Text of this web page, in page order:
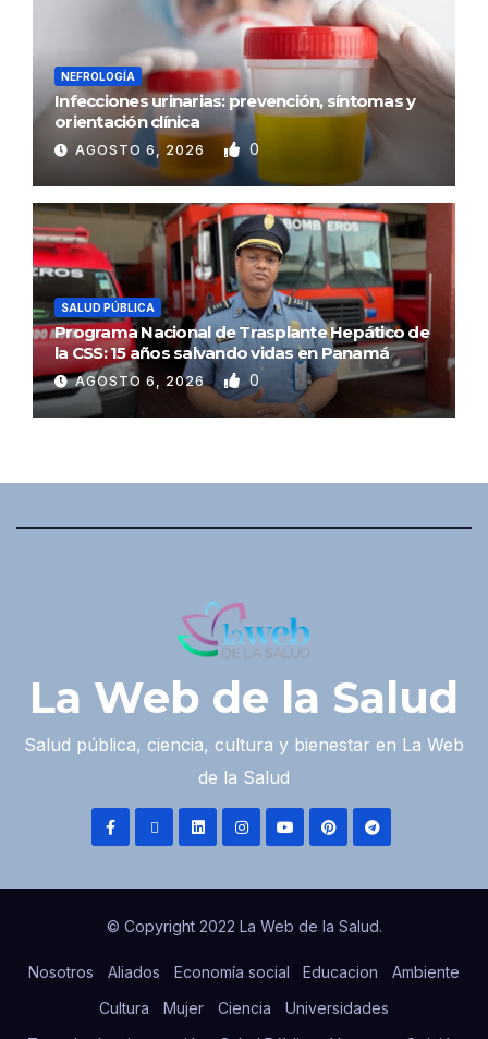
NEFROLOGÍA
Infecciones urinarias: prevención, síntomas y
orientación clínica
AGOSTO 6, 2026 0
SALUD PÚBLICA
Programa Nacional de Trasplante Hepático de
la CSS: 15 años salvando vidas en Panamá
AGOSTO 6, 2026 0
La Web de la Salud
Salud pública, ciencia, cultura y bienestar en La Web
de la Salud
© Copyright 2022 La Web de la Salud.
Nosotros Aliados Economía social Educacion
Ambiente
Cultura
Mujer Ciencia
Universidades